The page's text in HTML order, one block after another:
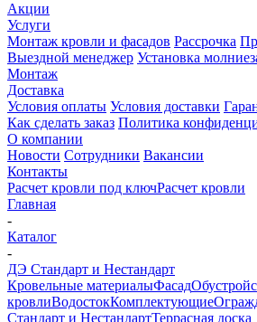
Акции
Услуги
Монтаж кровли и фасадов Рассрочка
Выездной менеджер Установка
Монтаж
Доставка
Условия оплаты Условия доставки
Как сделать заказ Политика
О компании
Новости Сотрудники Вакансии
Контакты
Расчет кровли под ключРасчет кровли
Главная
-
Каталог
-
ДЭ Стандарт и Нестандарт
Кровельные материалыФасад
кровлиВодостокКомплектующие
Стандарт и НестандартТеррасная доска